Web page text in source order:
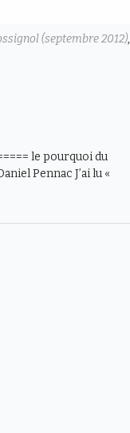
(septembre 2012),
le pourquoi du
Pennac J’ai lu «